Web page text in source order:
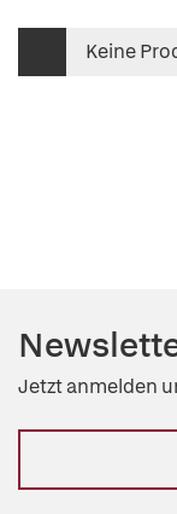
Keine
Jetzt anmelden